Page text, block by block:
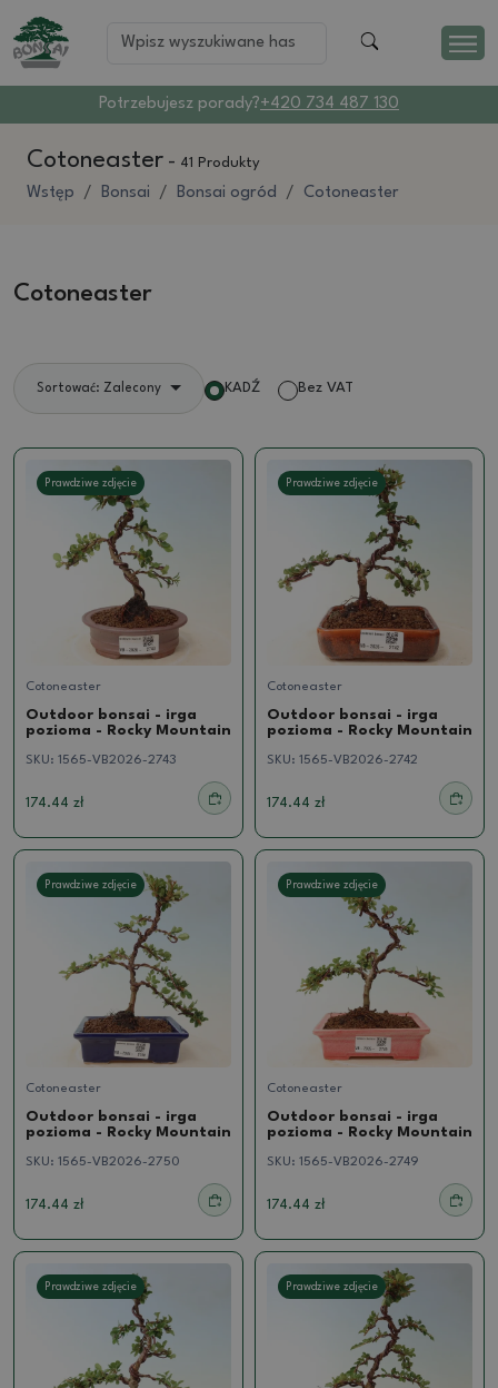
Potrzebujesz porady?+420 734 487 130
Cotoneaster - 41 Produkty
Wstęp Bonsai Bonsai ogród Cotoneaster
Cotoneaster
Sortować: Zalecony KADŹ Bez VAT
Prawdziwe zdjęcie
Cotoneaster
Outdoor bonsai - irga
pozioma - Rocky Mountain
SKU: 1565-VB2026-2743
174.44 zł
Prawdziwe zdjęcie
Cotoneaster
Outdoor bonsai - irga
pozioma - Rocky Mountain
SKU: 1565-VB2026-2742
174.44 zł
Prawdziwe zdjęcie
Cotoneaster
Outdoor bonsai - irga
pozioma - Rocky Mountain
SKU: 1565-VB2026-2750
174.44 zł
Prawdziwe zdjęcie
Cotoneaster
Outdoor bonsai - irga
pozioma - Rocky Mountain
SKU: 1565-VB2026-2749
174.44 zł
Prawdziwe zdjęcie Prawdziwe zdjęcie